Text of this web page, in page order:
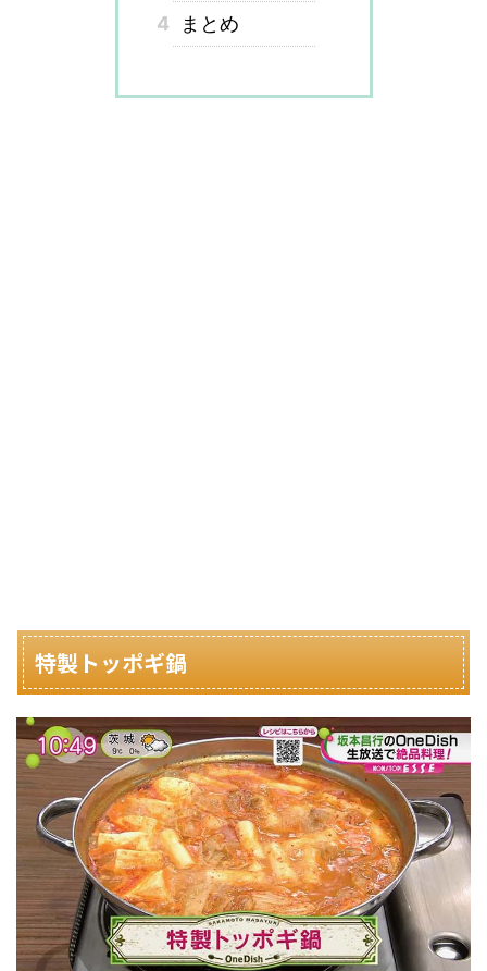
4
まとめ
特製トッポギ鍋